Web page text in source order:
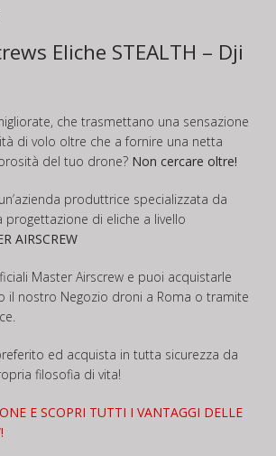
prezzo:
da
Eliche STEALTH – Dji
che trasmettano una sensazione
di volo oltre che a fornire una netta
del tuo drone? Non cercare oltre!
produttrice specializzata da
progettazione di eliche a livello
AIRSCREW
Master Airscrew e puoi acquistarle
il nostro Negozio droni a Roma o tramite
ed acquista in tutta sicurezza da
filosofia di vita!
E SCOPRI TUTTI I VANTAGGI DELLE